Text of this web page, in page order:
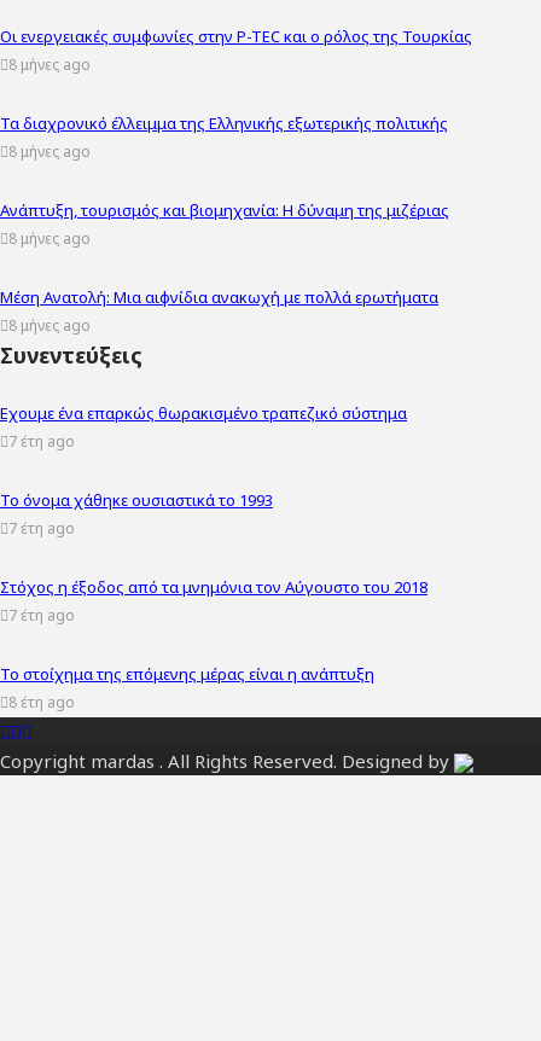
Οι ενεργειακές συμφωνίες στην P-TEC και ο ρόλος της Τουρκίας
8 μήνες ago
Τα διαχρονικό έλλειμμα της Ελληνικής εξωτερικής πολιτικής
8 μήνες ago
Ανάπτυξη, τουρισμός και βιομηχανία: Η δύναμη της μιζέριας
8 μήνες ago
Μέση Ανατολή: Μια αιφνίδια ανακωχή με πολλά ερωτήματα
8 μήνες ago
Συνεντεύξεις
Εχουμε ένα επαρκώς θωρακισμένο τραπεζικό σύστημα
7 έτη ago
Το όνομα χάθηκε ουσιαστικά το 1993
7 έτη ago
Στόχος η έξοδος από τα μνημόνια τον Αύγουστο του 2018
7 έτη ago
Το στοίχημα της επόμενης μέρας είναι η ανάπτυξη
8 έτη ago
Copyright mardas . All Rights Reserved. Designed by